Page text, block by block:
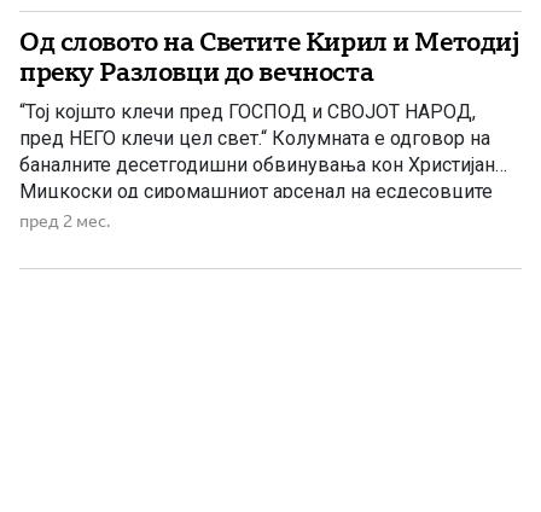
Кирил и Методиј, оставија наследство за нас
Македонците кое обезбедува историски континуитет и
служи како […]
Од словото на Светите Кирил и Методиј
преку Разловци до вечноста
“Тој којшто клечи пред ГОСПОД и СВОЈОТ НАРОД,
пред НЕГО клечи цел свет.“ Колумната е одговор на
баналните десетгодишни обвинувања кон Христијан
Мицкоски од сиромашниот арсенал на есдесовците
полн со глупости, но и јасна содржина и чисти пораки
запраша: Каква врска има словото на Светите браќа
пред 2 мес.